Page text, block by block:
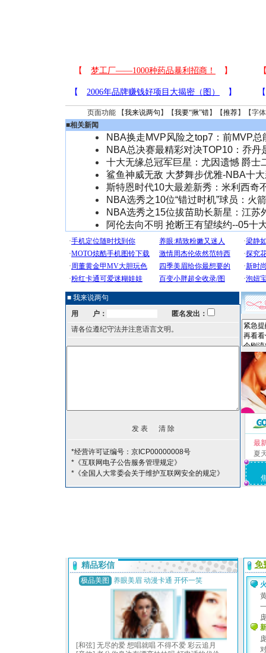
页面功能 【我来说两句 】【我要“揪”错】【推荐】【字
■相关新闻
NBA换走MVP风险之top7：前MVP总
NBA总决赛最精彩对决TOP10：乔丹
十大无缘总冠军巨星：尤因遗憾 爵士
鲨鱼神威无敌 大梦舞步优雅-NBA十
斯特恩时代10大最差新秀：米利西奇
NBA选秀之10位“错过时机”球员：火
NBA选秀之15位拔苗助长新星：江苏
阿伦去向不明 抢断王有望续约--05十
■ 我来说两句
用 户：
匿名发出：
请各位遵纪守法并注意语言文明。
*经营许可证编号：京ICP00000008号
*《互联网电子公告服务管理规定》
*《全国人大常委会关于维护互联网安全的规定》
最
夏